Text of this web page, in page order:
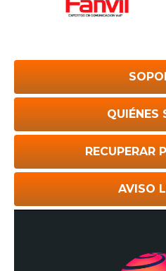
QUIÉNES
RECUPERAR
AVISO